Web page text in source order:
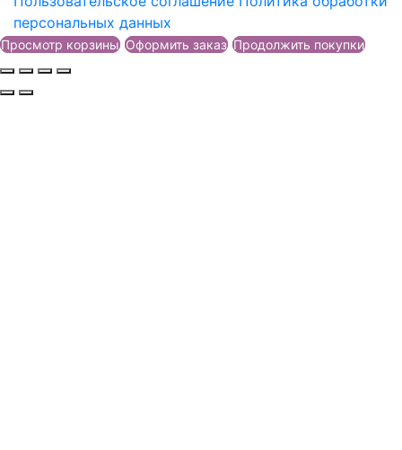
персональных данных
Просмотр корзины Оформить заказ Продолжить покупки